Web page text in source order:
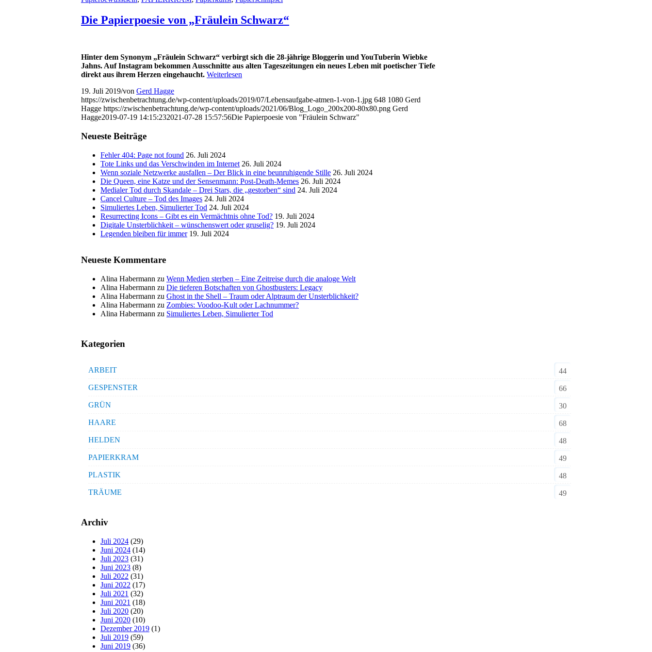
Die Papierpoesie von „Fräulein Schwarz“
Hinter dem Synonym „Fräulein Schwarz“ verbirgt sich die 28-jährige Bloggerin und YouTuberin Wiebke
Jahns. Auf Instagram bekommen Ausschnitte aus alten Tageszeitungen ein neues Leben mit poetischer Tiefe
direkt aus ihrem Herzen eingehaucht. Weiterlesen
19. Juli 2019/von Gerd Hagge
https://zwischenbetrachtung.de/wp-content/uploads/2019/07/Lebensaufgabe-atmen-1-von-1.jpg 648 1080 Gerd
Hagge https://zwischenbetrachtung.de/wp-content/uploads/2021/06/Blog_Logo_200x200-80x80.png Gerd
Hagge2019-07-19 14:15:232021-07-28 15:57:56Die Papierpoesie von "Fräulein Schwarz"
Neueste Beiträge
Fehler 404: Page not found 26. Juli 2024
Tote Links und das Verschwinden im Internet 26. Juli 2024
Wenn soziale Netzwerke ausfallen – Der Blick in eine beunruhigende Stille 26. Juli 2024
Die Queen, eine Katze und der Sensenmann: Post-Death-Memes 26. Juli 2024
Medialer Tod durch Skandale – Drei Stars, die „gestorben“ sind 24. Juli 2024
Cancel Culture – Tod des Images 24. Juli 2024
Simuliertes Leben, Simulierter Tod 24. Juli 2024
Resurrecting Icons – Gibt es ein Vermächtnis ohne Tod? 19. Juli 2024
Digitale Unsterblichkeit – wünschenswert oder gruselig? 19. Juli 2024
Legenden bleiben für immer 19. Juli 2024
Neueste Kommentare
Alina Habermann zu Wenn Medien sterben – Eine Zeitreise durch die analoge Welt
Alina Habermann zu Die tieferen Botschaften von Ghostbusters: Legacy
Alina Habermann zu Ghost in the Shell – Traum oder Alptraum der Unsterblichkeit?
Alina Habermann zu Zombies: Voodoo-Kult oder Lachnummer?
Alina Habermann zu Simuliertes Leben, Simulierter Tod
Kategorien
ARBEIT
44
GESPENSTER
66
GRÜN
30
HAARE
68
HELDEN
48
PAPIERKRAM
49
PLASTIK
48
TRÄUME
49
Archiv
Juli 2024 (29)
Juni 2024 (14)
Juli 2023 (31)
Juni 2023 (8)
Juli 2022 (31)
Juni 2022 (17)
Juli 2021 (32)
Juni 2021 (18)
Juli 2020 (20)
Juni 2020 (10)
Dezember 2019 (1)
Juli 2019 (59)
Juni 2019 (36)